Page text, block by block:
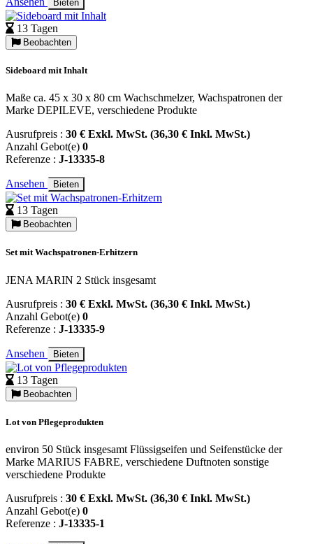
Bieten
13 Tagen
Beobachten
Sideboard mit Inhalt
Maße ca. 45 x 30 x 80 cm Wachschmelzer, Wachspatronen der
Marke DEPILEVE, verschiedene Produkte
Ausrufpreis : 30 € Exkl. MwSt. (36,30 € Inkl. MwSt.)
Anzahl Gebot(e) 0
Referenze : J-13335-8
Ansehen Bieten
13 Tagen
Beobachten
Set mit Wachspatronen-Erhitzern
JENA MARIN 2 Stück insgesamt
Ausrufpreis : 30 € Exkl. MwSt. (36,30 € Inkl. MwSt.)
Anzahl Gebot(e) 0
Referenze : J-13335-9
Ansehen Bieten
13 Tagen
Beobachten
Lot von Pflegeprodukten
environ 50 Stück insgesamt Flüssigseifen und Seifenstücke der
Marke MARIUS FABRE, verschiedene Duftnoten sonstige
verschiedene Produkte
Ausrufpreis : 30 € Exkl. MwSt. (36,30 € Inkl. MwSt.)
Anzahl Gebot(e) 0
Referenze : J-13335-1